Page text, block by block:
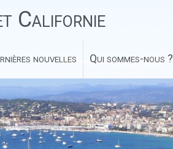
Californie
nouvelles Qui sommes-nous ?